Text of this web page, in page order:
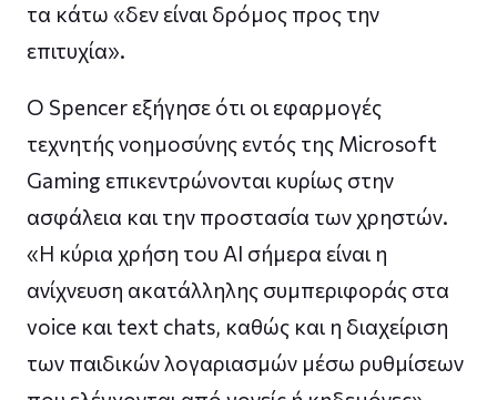
τα κάτω «δεν είναι δρόμος προς την
επιτυχία».
Ο Spencer εξήγησε ότι οι εφαρμογές
τεχνητής νοημοσύνης εντός της Microsoft
Gaming επικεντρώνονται κυρίως στην
ασφάλεια και την προστασία των χρηστών.
«Η κύρια χρήση του AI σήμερα είναι η
ανίχνευση ακατάλληλης συμπεριφοράς στα
voice και text chats, καθώς και η διαχείριση
των παιδικών λογαριασμών μέσω ρυθμίσεων